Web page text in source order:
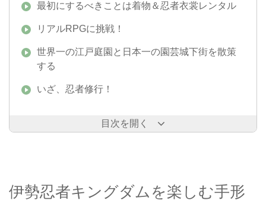
目次を開く
最初にするべきことは着物＆忍者衣裳レンタル
リアルRPGに挑戦！
世界一の江戸庭園と日本一の園芸城下街を散策
する
いざ、忍者修行！
伊勢忍者キングダムを楽しむ手形